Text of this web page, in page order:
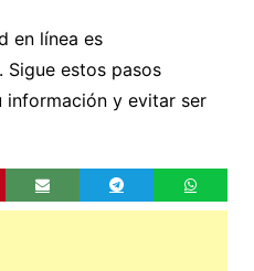
en línea es
estos pasos
información y evitar ser